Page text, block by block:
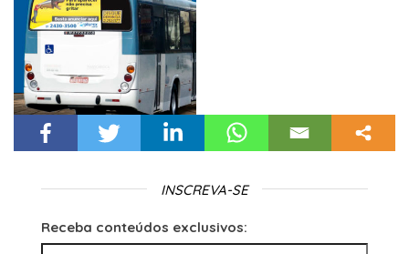
INSCREVA-SE
Receba conteúdos exclusivos: